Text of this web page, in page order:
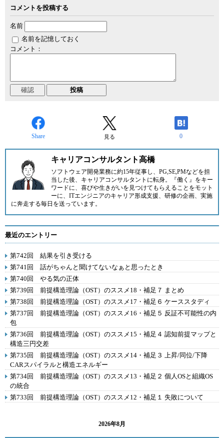
コメントを投稿する
名前
名前を記憶しておく
コメント：
Share 見る 0
キャリアコンサルタント高橋
ソフトウェア開発業務に約15年従事し、PG,SE,PMなどを担
当した後、キャリアコンサルタントに転身。『働く』をキー
ワードに、喜びや生きがいを見つけてもらえることをモット
ーに、ITエンジニアのキャリア形成支援、研修の企画、実施
に奔走する毎日を送っています。
最近のエントリー
第742回 結果を引き受ける
第741回 話がちゃんと聞けてないなぁと思ったとき
第740回 やる気の正体
第739回 前提構造理論（OST）のススメ18・補足７ まとめ
第738回 前提構造理論（OST）のススメ17・補足６ ケーススタディ
第737回 前提構造理論（OST）のススメ16・補足５ 反証不可能性の内
包
第736回 前提構造理論（OST）のススメ15・補足４ 認知前提マップと
構造三円交差
第735回 前提構造理論（OST）のススメ14・補足３ 上昇/同位/下降
CARスパイラルと構造エネルギー
第734回 前提構造理論（OST）のススメ13・補足２ 個人OSと組織OS
の統合
第733回 前提構造理論（OST）のススメ12・補足１ 失敗について
2026年8月